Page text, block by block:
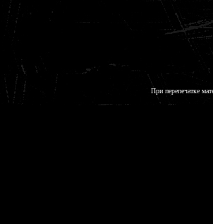
При перепечатке